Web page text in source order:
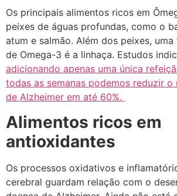
Os principais alimentos ricos em
peixes de águas profundas, como o
atum e salmão. Além dos peixes,
de Omega-3 é a linhaça. Estudos
adicionando apenas uma única
todas as semanas podemos reduzir o
de Alzheimer em até 60%.
Alimentos ricos em
antioxidantes
Os processos oxidativos e
cerebral guardam relação com o